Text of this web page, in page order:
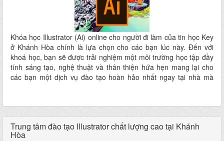
Khóa học Illustrator (Ai) online cho người đi làm của tin học Key
ở Khánh Hòa chính là lựa chọn cho các bạn lúc này. Đến với
khoá học, bạn sẽ được trải nghiệm một môi trường học tập đầy
tính sáng tạo, nghệ thuật và thân thiện hứa hẹn mang lại cho
các bạn một dịch vụ đào tạo hoàn hảo nhất ngay tại nhà mà
Trung tâm đào tạo Illustrator chất lượng cao tại Khánh
Hòa